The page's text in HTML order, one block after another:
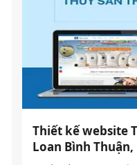
Thiết kế website
Loan Bình